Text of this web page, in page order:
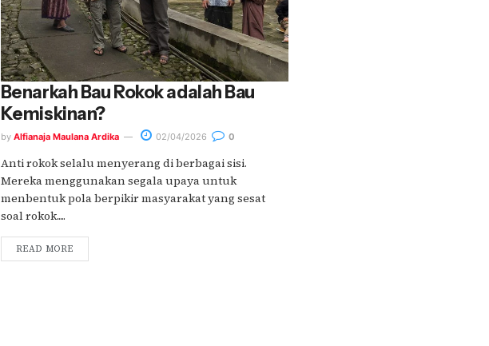
Benarkah Bau Rokok adalah Bau
Kemiskinan?
by Alfianaja Maulana Ardika 02/04/2026 0
Anti rokok selalu menyerang di berbagai sisi.
Mereka menggunakan segala upaya untuk
menbentuk pola berpikir masyarakat yang sesat
soal rokok.....
READ MORE